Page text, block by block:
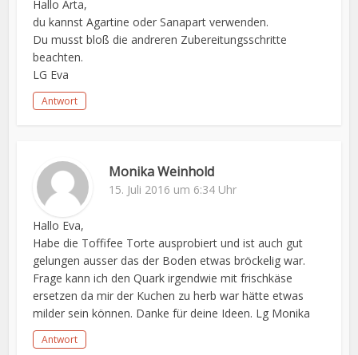
Hallo Arta,
du kannst Agartine oder Sanapart verwenden.
Du musst bloß die andreren Zubereitungsschritte
beachten.
LG Eva
Antwort
Monika Weinhold
15. Juli 2016 um 6:34 Uhr
Hallo Eva,
Habe die Toffifee Torte ausprobiert und ist auch gut
gelungen ausser das der Boden etwas bröckelig war.
Frage kann ich den Quark irgendwie mit frischkäse
ersetzen da mir der Kuchen zu herb war hätte etwas
milder sein können. Danke für deine Ideen. Lg Monika
Antwort